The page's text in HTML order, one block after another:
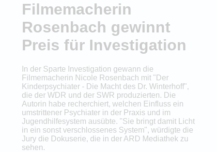
Filmemacherin
Rosenbach gewinnt
Preis für Investigation
In der Sparte Investigation gewann die
Filmemacherin Nicole Rosenbach mit "Der
Kinderpsychiater - Die Macht des Dr. Winterhoff",
die der WDR und der SWR produzierten. Die
Autorin habe recherchiert, welchen Einfluss ein
umstrittener Psychiater in der Praxis und im
Jugendhilfesystem ausübte. "Sie bringt damit Licht
in ein sonst verschlossenes System", würdigte die
Jury die Dokuserie, die in der ARD Mediathek zu
sehen.